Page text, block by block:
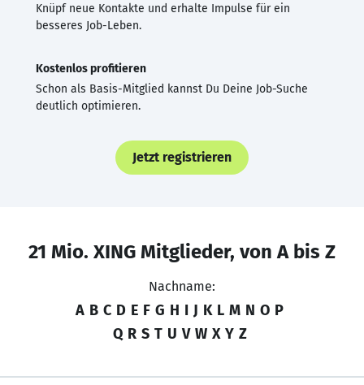
Knüpf neue Kontakte und erhalte Impulse für ein
besseres Job-Leben.
Kostenlos profitieren
Schon als Basis-Mitglied kannst Du Deine Job-Suche
deutlich optimieren.
Jetzt registrieren
21 Mio. XING Mitglieder, von A bis Z
Nachname:
A B C D E F G H I J K L M N O P
Q R S T U V W X Y Z